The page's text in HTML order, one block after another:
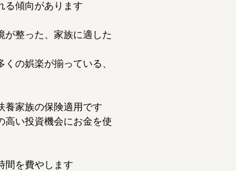
る傾向があります
が整った、家族に適した
の娯楽が揃っている、
養家族の保険適用です
高い投資機会にお金を使
間を費やします